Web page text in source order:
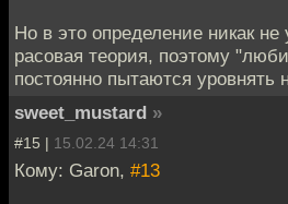
Но в это определение никак не
расовая теория, поэтому
постоянно пытаются уровнять
sweet_mustard »
#15 | 15.02.24 14:31
Кому: Garon, #13